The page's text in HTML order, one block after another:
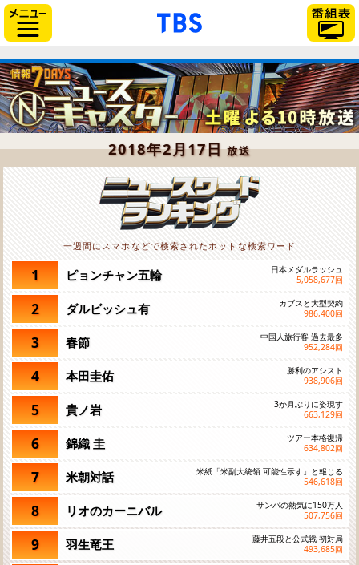
「TBSテレビ」トップペー
2018年2月17日放送
一週間にスマホなどで検索されたホットな検索ワード
1 ピョンチャン五輪
日本メダルラッシュ
5,058,677回
2 ダルビッシュ有
カブスと大型契約
986,400回
3 春節
中国人旅行客 過去最多
952,284回
4 本田圭佑
勝利のアシスト
938,906回
5 貴ノ岩
3か月ぶりに姿現す
663,129回
6 錦織 圭
ツアー本格復帰
634,802回
7 米朝対話
米紙「米副大統領 可能性示す」と報じる
546,618回
8 リオのカーニバル
サンバの熱気に150万人
507,756回
9 羽生竜王
藤井五段と公式戦 初対局
493,685回